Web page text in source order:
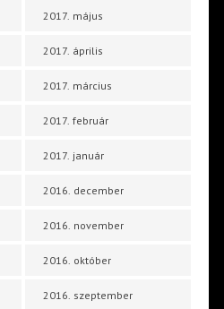
2017. május
2017. április
2017. március
2017. február
2017. január
2016. december
2016. november
2016. október
2016. szeptember